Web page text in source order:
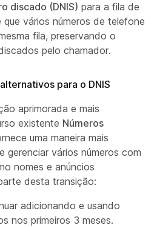
discado (DNIS) para a fila de
vários números de telefone
fila, preservando o
pelo chamador.
para o DNIS
aprimorada e mais
existente Números
uma maneira mais
gerenciar vários números com
nomes e anúncios
desta transição:
adicionando e usando
nos primeiros 3 meses.